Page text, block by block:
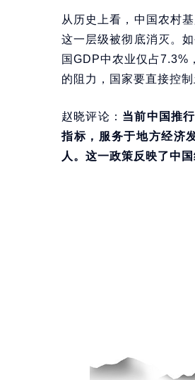
从历史上看，中国农村
这一层级被彻底消灭。
国GDP中农业仅占7.3%
的阻力，国家要直接控
赵晓评论： 当前中国推
指标，服务于地方经济
人。这一政策反映了中